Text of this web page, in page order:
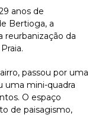
anos de
Bertioga, a
reurbanização da
passou por uma
uma mini-quadra
O espaço
de paisagismo,